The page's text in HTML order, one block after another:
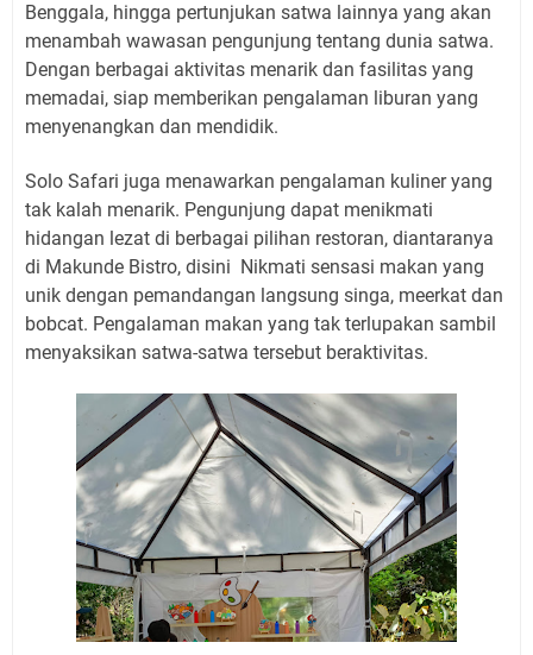
Benggala, hingga pertunjukan satwa lainnya yang akan
menambah wawasan pengunjung tentang dunia satwa.
Dengan berbagai aktivitas menarik dan fasilitas yang
memadai, siap memberikan pengalaman liburan yang
menyenangkan dan mendidik.
Solo Safari juga menawarkan pengalaman kuliner yang
tak kalah menarik. Pengunjung dapat menikmati
hidangan lezat di berbagai pilihan restoran, diantaranya
di Makunde Bistro, disini Nikmati sensasi makan yang
unik dengan pemandangan langsung singa, meerkat dan
bobcat. Pengalaman makan yang tak terlupakan sambil
menyaksikan satwa-satwa tersebut beraktivitas.